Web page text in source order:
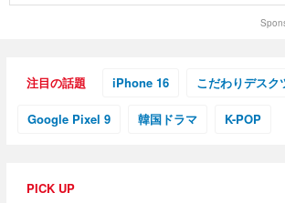
注目の話題 iPhone 16 こだわりデスク
Google Pixel 9 韓国ドラマ K-POP
PICK UP